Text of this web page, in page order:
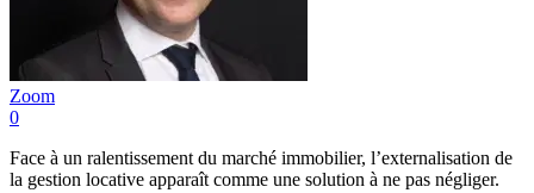
Zoom
0
Face à un ralentissement du marché immobilier, l’externalisation de
la gestion locative apparaît comme une solution à ne pas négliger.